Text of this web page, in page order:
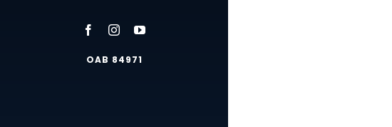
OAB 84971